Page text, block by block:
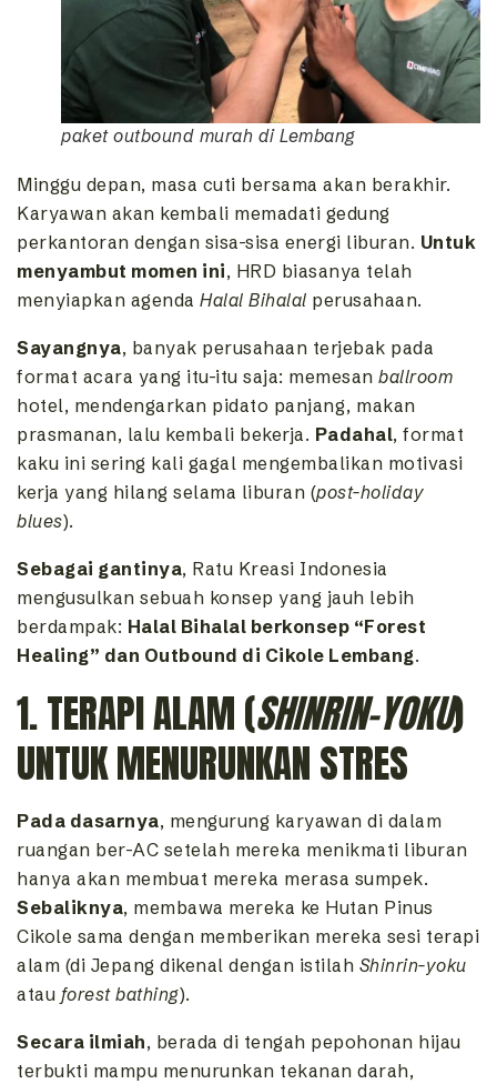
paket outbound murah di Lembang
Minggu depan, masa cuti bersama akan berakhir.
Karyawan akan kembali memadati gedung
perkantoran dengan sisa-sisa energi liburan. Untuk
menyambut momen ini, HRD biasanya telah
menyiapkan agenda Halal Bihalal perusahaan.
Sayangnya, banyak perusahaan terjebak pada
format acara yang itu-itu saja: memesan ballroom
hotel, mendengarkan pidato panjang, makan
prasmanan, lalu kembali bekerja. Padahal, format
kaku ini sering kali gagal mengembalikan motivasi
kerja yang hilang selama liburan (post-holiday
blues).
Sebagai gantinya, Ratu Kreasi Indonesia
mengusulkan sebuah konsep yang jauh lebih
berdampak: Halal Bihalal berkonsep “Forest
Healing” dan Outbound di Cikole Lembang.
1. TERAPI ALAM (SHINRIN-YOKU)
UNTUK MENURUNKAN STRES
Pada dasarnya, mengurung karyawan di dalam
ruangan ber-AC setelah mereka menikmati liburan
hanya akan membuat mereka merasa sumpek.
Sebaliknya, membawa mereka ke Hutan Pinus
Cikole sama dengan memberikan mereka sesi terapi
alam (di Jepang dikenal dengan istilah Shinrin-yoku
atau forest bathing).
Secara ilmiah, berada di tengah pepohonan hijau
terbukti mampu menurunkan tekanan darah,